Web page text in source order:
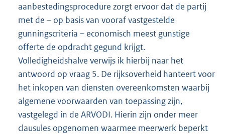
aanbestedingsprocedure zorgt ervoor dat de partij
met de – op basis van vooraf vastgestelde
gunningscriteria – economisch meest gunstige
offerte de opdracht gegund krijgt.
Volledigheidshalve verwijs ik hierbij naar het
antwoord op vraag 5. De rijksoverheid hanteert voor
het inkopen van diensten overeenkomsten waarbij
algemene voorwaarden van toepassing zijn,
vastgelegd in de ARVODI. Hierin zijn onder meer
clausules opgenomen waarmee meerwerk beperkt